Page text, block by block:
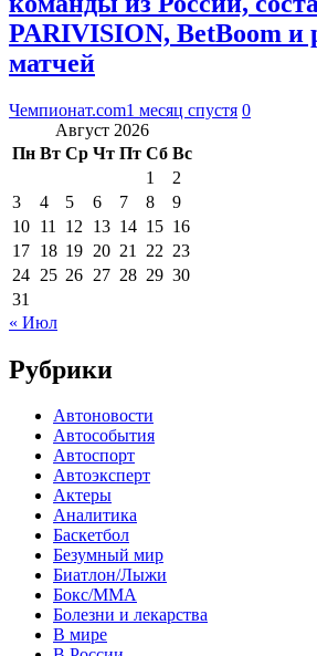
PARIVISION, BetBoom и
матчей
Чемпионат.com1 месяц спустя 0
Август 2026
Пн Вт Ср Чт Пт Сб Вс
1
2
3
4 5 6 7 8
9
10 11 12 13 14 15 16
17 18 19 20 21 22 23
24 25 26 27 28 29 30
31
« Июл
Рубрики
Автоновости
Автособытия
Автоспорт
Автоэксперт
Актеры
Аналитика
Баскетбол
Безумный мир
Биатлон/Лыжи
Бокс/MMA
Болезни и лекарства
В мире